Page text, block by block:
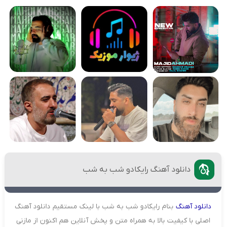
دانلود آهنگ رایکادو شب به شب
دانلودآهنگ بنام رایکادو شب به شب با لینک مستقیم دانلود آهنگ
اصلی با کیفیت بالا به همراه متن و پخش آنلاین هم اکنون از مازنی